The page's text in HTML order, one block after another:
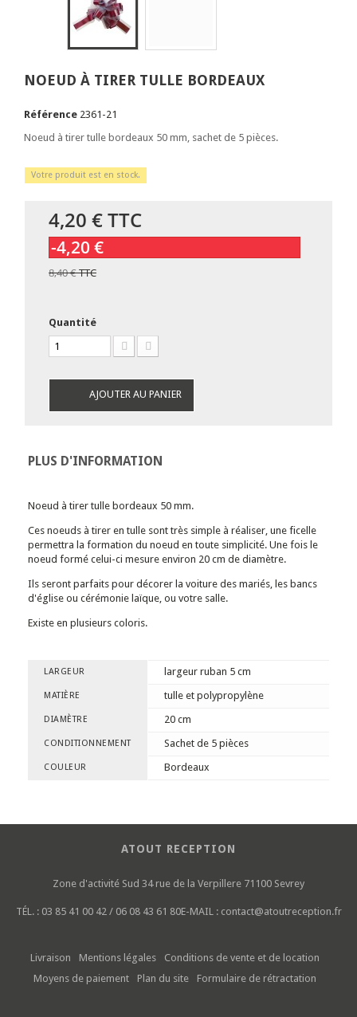
NOEUD À TIRER TULLE BORDEAUX
Référence 2361-21
Noeud à tirer tulle bordeaux 50 mm, sachet de 5 pièces.
Votre produit est en stock.
4,20 €TTC
-4,20 €
8,40 €TTC
Quantité
AJOUTER AU PANIER
PLUS D'INFORMATION
Noeud à tirer tulle bordeaux 50 mm.
Ces noeuds à tirer en tulle sont très simple à réaliser, une ficelle
permettra la formation du noeud en toute simplicité. Une fois le
noeud formé celui-ci mesure environ 20 cm de diamètre.
Ils seront parfaits pour décorer la voiture des mariés, les bancs
d'église ou cérémonie laïque, ou votre salle.
Existe en plusieurs coloris.
LARGEUR largeur ruban 5 cm
MATIÈRE tulle et polypropylène
DIAMÈTRE 20 cm
CONDITIONNEMENT Sachet de 5 pièces
COULEUR Bordeaux
ATOUT RECEPTION
Zone d'activité Sud 34 rue de la Verpillere 71100 Sevrey
TÉL. : 03 85 41 00 42 / 06 08 43 61 80E-MAIL : contact@atoutreception.fr
Livraison Mentions légales
Conditions de vente et de location
Moyens de paiement
Plan du site Formulaire de rétractation